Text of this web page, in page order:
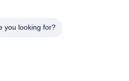
you looking for?